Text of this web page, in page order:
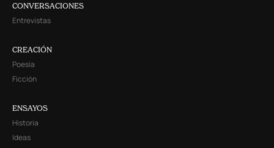
CONVERSACIONES
Entrevistas
CREACIÓN
Poesía
Ficción
ENSAYOS
Historia
Ideas